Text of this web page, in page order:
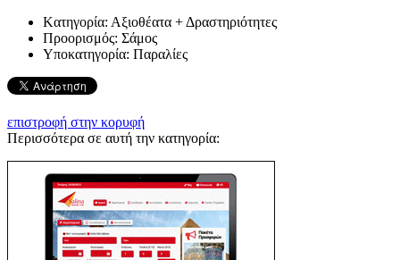
Kατηγορία: Αξιοθέατα + Δραστηριότητες
Προορισμός: Σάμος
Υποκατηγορία: Παραλίες
επιστροφή στην κορυφή
Περισσότερα σε αυτή την κατηγορία: